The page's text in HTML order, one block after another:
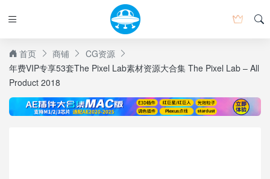
首页 商铺
CG资源
年费VIP专享53套The Pixel Lab素材资源大合集 The Pixel Lab – All
Product 2018